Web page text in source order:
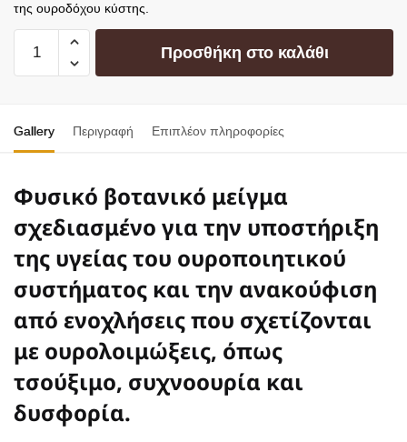
της ουροδόχου κύστης.
Προσθήκη στο καλάθι
Gallery Περιγραφή Επιπλέον πληροφορίες
Φυσικό βοτανικό μείγμα
σχεδιασμένο για την υποστήριξη
της υγείας του ουροποιητικού
συστήματος και την ανακούφιση
από ενοχλήσεις που σχετίζονται
με ουρολοιμώξεις, όπως
τσούξιμο, συχνοουρία και
δυσφορία.